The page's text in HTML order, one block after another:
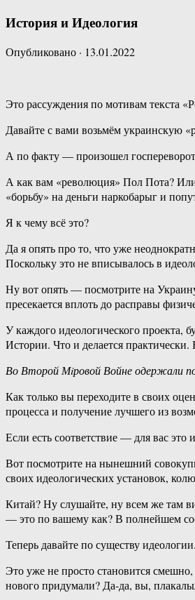
История и Идеология
Опубликовано · 13.01.2022
Это рассуждения по мотивам текста
Давайте с вами возьмём украинскую
А по факту — произошел
А как вам «революция» Пол Пота?
«борьбу» на деньги наркобарыг и
Я к чему всё это?
Да я опять про то, что уже
Поскольку это не вписывалось в
Ну вот опять — посмотрите на
пресекается вплоть до расправы
У каждого идеологического проекта,
Истории. Что и делается
Во Второй Мiровой Войне одержали
Как только вы переходите в своих
процесса и получение лучшего из
Если есть соответствие — для вас это
Вот посмотрите на нынешний
своих идеологических установок,
Китай? Ну слушайте, ну всем же там
— это по вашему как? В полнейшем
Теперь давайте по существу идеологии.
Это уже не просто становится
нового придумали? Да-да, вы,